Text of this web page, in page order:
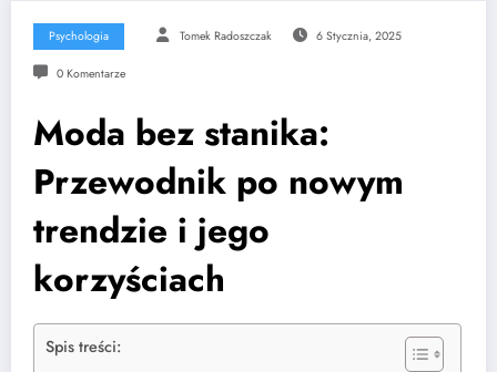
Psychologia Tomek Radoszczak 6 Stycznia, 2025
0 Komentarze
Moda bez stanika:
Przewodnik po nowym
trendzie i jego
korzyściach
Spis treści: